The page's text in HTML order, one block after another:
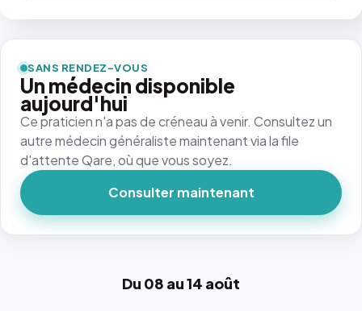
Du 08 au 14 août
SANS RENDEZ-VOUS
Un médecin disponible
aujourd'hui
Ce praticien n'a pas de créneau à venir. Consultez un
autre médecin généraliste maintenant via la file
d'attente Qare, où que vous soyez.
Consulter maintenant